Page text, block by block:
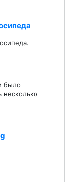
было
несколько